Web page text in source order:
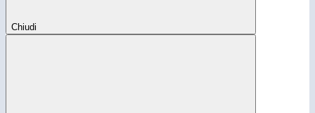
Chiudi